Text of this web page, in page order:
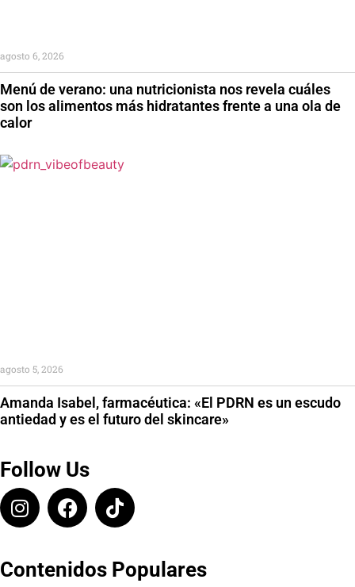
Menú de verano: una nutricionista nos revela cuáles
son los alimentos más hidratantes frente a una ola de
calor
agosto 6, 2026
Amanda Isabel, farmacéutica: «El PDRN es un escudo
antiedad y es el futuro del skincare»
agosto 5, 2026
Follow Us
Contenidos Populares